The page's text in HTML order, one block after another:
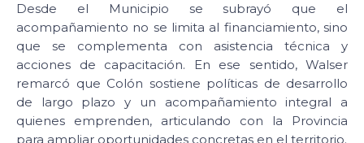
Desde el Municipio se subrayó que el
acompañamiento no se limita al financiamiento, sino
que se complementa con asistencia técnica y
acciones de capacitación. En ese sentido, Walser
remarcó que Colón sostiene políticas de desarrollo
de largo plazo y un acompañamiento integral a
quienes emprenden, articulando con la Provincia
para ampliar oportunidades concretas en el territorio.